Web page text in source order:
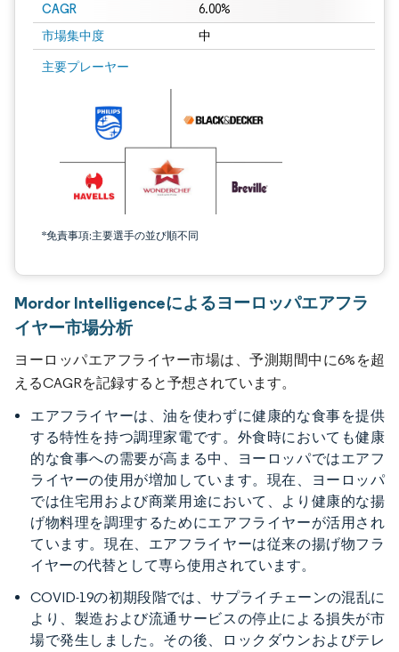
CAGR 6.00%
市場集中度 中
主要プレーヤー
*免責事項:主要選手の並び順不同
Mordor Intelligenceによるヨーロッパエアフラ
イヤー市場分析
ヨーロッパエアフライヤー市場は、予測期間中に6%を超
えるCAGRを記録すると予想されています。
エアフライヤーは、油を使わずに健康的な食事を提供
する特性を持つ調理家電です。外食時においても健康
的な食事への需要が高まる中、ヨーロッパではエアフ
ライヤーの使用が増加しています。現在、ヨーロッパ
では住宅用および商業用途において、より健康的な揚
げ物料理を調理するためにエアフライヤーが活用され
ています。現在、エアフライヤーは従来の揚げ物フラ
イヤーの代替として専ら使用されています。
COVID-19の初期段階では、サプライチェーンの混乱に
より、製造および流通サービスの停止による損失が市
場で発生しました。その後、ロックダウンおよびテレ